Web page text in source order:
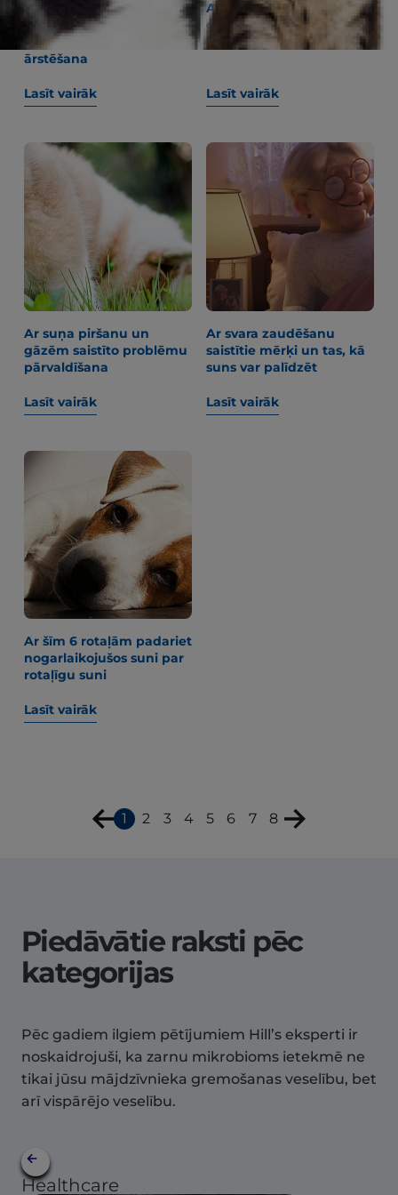
Alopēcija un
apmatojuma zudums
suņiem: cēloņi un
ārstēšana
Lasīt vairāk
Ar ko barot kuci
grūtniecības vai kucēnu
zīdīšanas laikā
Lasīt vairāk
Ar suņa piršanu un
gāzēm saistīto problēmu
pārvaldīšana
Lasīt vairāk
Ar svara zaudēšanu
saistītie mērķi un tas, kā
suns var palīdzēt
Lasīt vairāk
Ar šīm 6 rotaļām padariet
nogarlaikojušos suni par
rotaļīgu suni
Lasīt vairāk
1 2 3 4 5 6 7 8
Piedāvātie raksti pēc
kategorijas
Pēc gadiem ilgiem pētījumiem Hill’s eksperti ir
noskaidrojuši, ka zarnu mikrobioms ietekmē ne
tikai jūsu mājdzīvnieka gremošanas veselību, bet
arī vispārējo veselību.
Healthcare